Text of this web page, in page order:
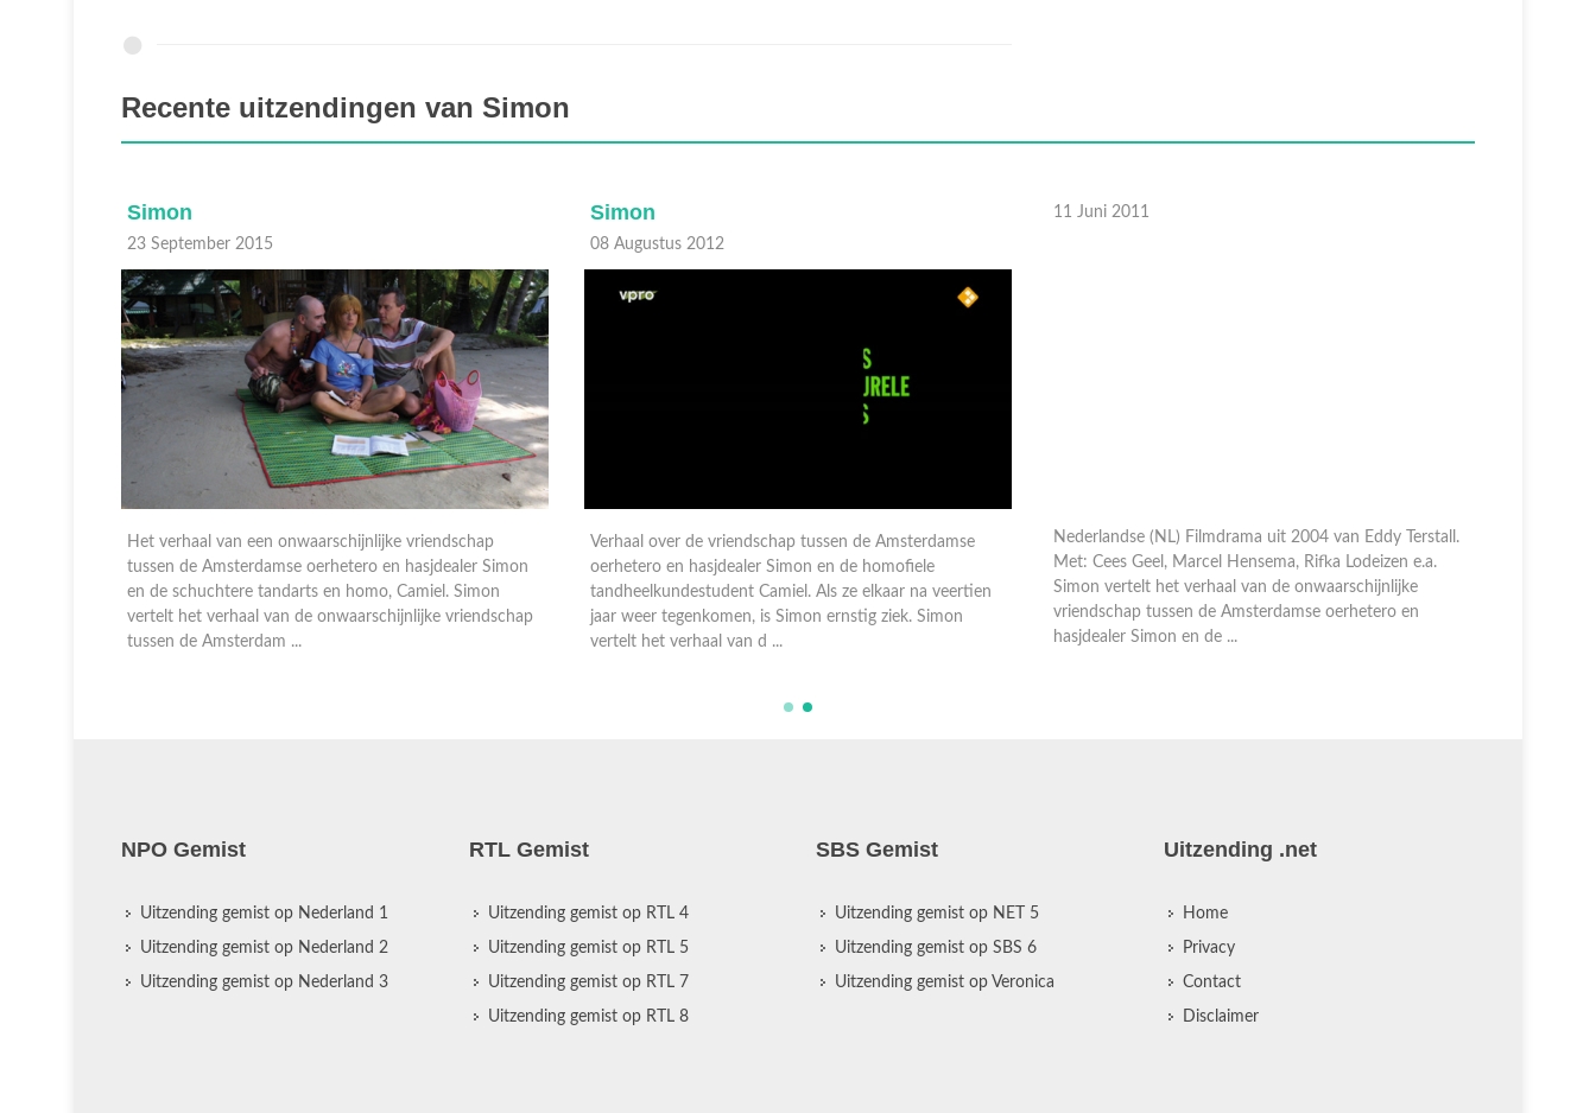
Recente uitzendingen van Simon
Simon
23 September 2015
Het verhaal van een onwaarschijnlijke vriendschap
tussen de Amsterdamse oerhetero en hasjdealer Simon
en de schuchtere tandarts en homo, Camiel. Simon
vertelt het verhaal van de onwaarschijnlijke vriendschap
tussen de Amsterdam ...
Simon
08 Augustus 2012
Verhaal over de vriendschap tussen de Amsterdamse
oerhetero en hasjdealer Simon en de homofiele
tandheelkundestudent Camiel. Als ze elkaar na veertien
jaar weer tegenkomen, is Simon ernstig ziek. Simon
vertelt het verhaal van d ...
11 Juni 2011
Met: Cees Geel, Marcel Hensema, Rifka Lodeizen e.a.
Simon vertelt het verhaal van de onwaarschijnlijke
vriendschap tussen de Amsterdamse oerhetero en
hasjdealer Simon en de ...
NPO Gemist
Uitzending gemist op Nederland 1
Uitzending gemist op Nederland 2
Uitzending gemist op Nederland 3
RTL Gemist
Uitzending gemist op RTL 4
Uitzending gemist op RTL 5
Uitzending gemist op RTL 7
Uitzending gemist op RTL 8
SBS Gemist
Uitzending gemist op NET 5
Uitzending gemist op SBS 6
Uitzending gemist op Veronica
Uitzending .net
Home
Privacy
Contact
Disclaimer